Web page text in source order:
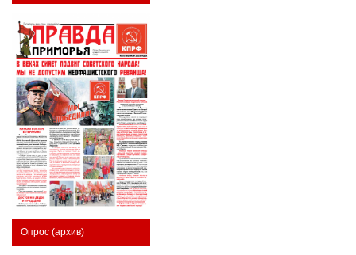
Опрос (архив)